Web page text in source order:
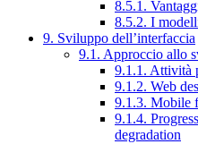
8.5.1.
8.5.2. I
9. Sviluppo dell’interfaccia
9.1. Approccio allo
9.1.1. Attività
9.1.2. Web
9.1.3. Mobile
9.1.4.
degradation